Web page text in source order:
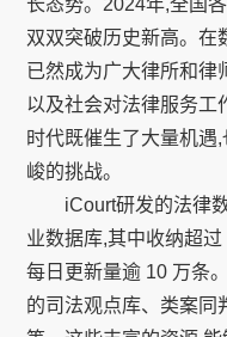
长态势。2024年,全国
双双突破历史新高。在
已然成为广大律所和律
以及社会对法律服务工
时代既催生了大量机遇
峻的挑战。
iCourt研发的法律
业数据库,其中收纳超
每日更新量逾 10 万条
的司法观点库、类案同